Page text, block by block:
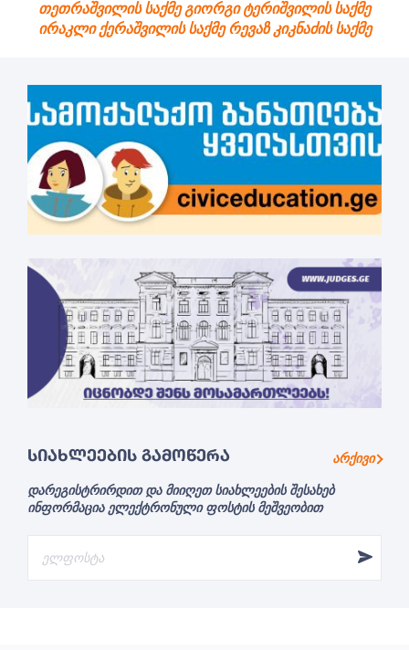
თეთრაშვილის საქმე გიორგი ტერიშვილის საქმე
ირაკლი ქერაშვილის საქმე რევაზ კიკნაძის საქმე
ᲡᲘᲐᲮᲚᲔᲔᲑᲘᲡ ᲒᲐᲛᲝᲬᲔᲠᲐ არქივი
დარეგისტრირდით და მიიღეთ სიახლეების შესახებ
ინფორმაცია ელექტრონული ფოსტის მეშვეობით